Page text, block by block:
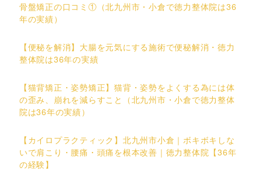
骨盤矯正の口コミ①（北九州市・小倉で徳力整体院は36
年の実績）
【便秘を解消】大腸を元気にする施術で便秘解消・徳力
整体院は36年の実績
【猫背矯正・姿勢矯正】猫背・姿勢をよくする為には体
の歪み、崩れを減らすこと（北九州市・小倉で徳力整体
院は36年の実績）
【カイロプラクティック】北九州市小倉｜ボキボキしな
いで肩こり・腰痛・頭痛を根本改善｜徳力整体院【36年
の経験】